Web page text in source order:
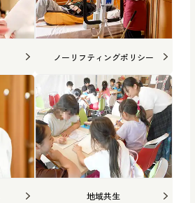
ノーリフティングポリシー
地域共生